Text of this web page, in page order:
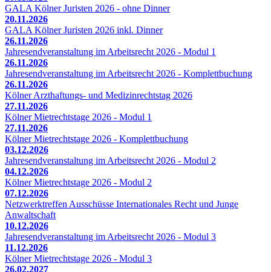
GALA Kölner Juristen 2026 - ohne Dinner
20.11.2026
GALA Kölner Juristen 2026 inkl. Dinner
26.11.2026
Jahresendveranstaltung im Arbeitsrecht 2026 - Modul 1
26.11.2026
Jahresendveranstaltung im Arbeitsrecht 2026 - Komplettbuchung
26.11.2026
Kölner Arzthaftungs- und Medizinrechtstag 2026
27.11.2026
Kölner Mietrechtstage 2026 - Modul 1
27.11.2026
Kölner Mietrechtstage 2026 - Komplettbuchung
03.12.2026
Jahresendveranstaltung im Arbeitsrecht 2026 - Modul 2
04.12.2026
Kölner Mietrechtstage 2026 - Modul 2
07.12.2026
Netzwerktreffen Ausschüsse Internationales Recht und Junge
Anwaltschaft
10.12.2026
Jahresendveranstaltung im Arbeitsrecht 2026 - Modul 3
11.12.2026
Kölner Mietrechtstage 2026 - Modul 3
26.02.2027